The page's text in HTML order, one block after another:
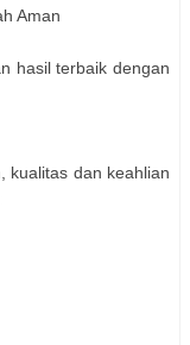
Aman
hasil terbaik dengan
kualitas dan keahlian